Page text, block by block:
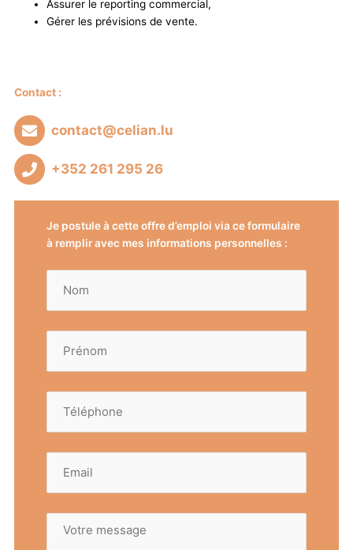
Assurer le reporting commercial,
Gérer les prévisions de vente.
Contact :
contact@celian.lu
+352 261 295 26
Je postule à cette offre d’emploi via ce formulaire
à remplir avec mes informations personnelles :
(Nécessaire)
(Nécessaire)
(Nécessaire)
mail
(Nécessaire)
message